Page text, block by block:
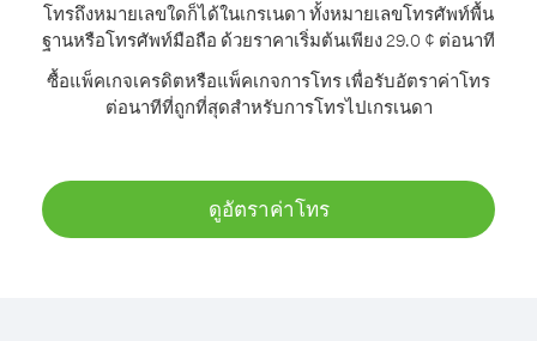
โทรถึงหมายเลขใดก็ได้ในเกรเนดา ทั้งหมายเลขโทรศัพท์พื้น
ฐานหรือโทรศัพท์มือถือ ด้วยราคาเริ่มต้นเพียง 29.0 ¢ ต่อนาที
ซื้อแพ็คเกจเครดิตหรือแพ็คเกจการโทร เพื่อรับอัตราค่าโทร
ต่อนาทีที่ถูกที่สุดสำหรับการโทรไปเกรเนดา
ดูอัตราค่าโทร